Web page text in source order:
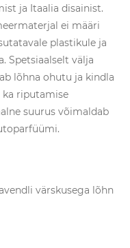
ja Itaalia disainist.
ei määri
plastikule ja
Spetsiaalselt välja
lõhna ohutu ja kindla
ka riputamise
suurus võimaldab
värskusega lõhn